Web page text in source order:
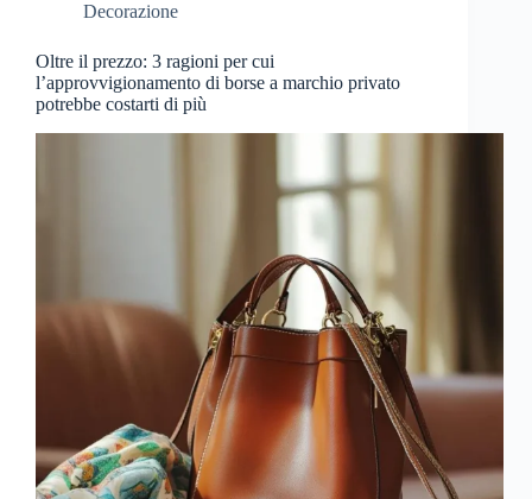
Decorazione
Oltre il prezzo: 3 ragioni per cui
l’approvvigionamento di borse a marchio privato
potrebbe costarti di più